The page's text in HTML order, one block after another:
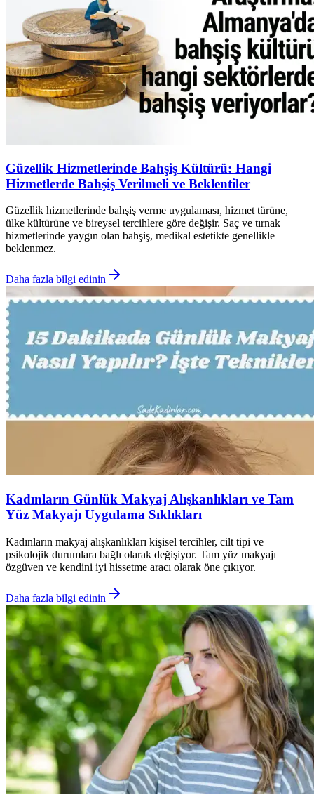
Güzellik Hizmetlerinde Bahşiş Kültürü: Hangi
Hizmetlerde Bahşiş Verilmeli ve Beklentiler
Güzellik hizmetlerinde bahşiş verme uygulaması, hizmet türüne,
ülke kültürüne ve bireysel tercihlere göre değişir. Saç ve tırnak
hizmetlerinde yaygın olan bahşiş, medikal estetikte genellikle
beklenmez.
Daha fazla bilgi edinin
Kadınların Günlük Makyaj Alışkanlıkları ve Tam
Yüz Makyajı Uygulama Sıklıkları
Kadınların makyaj alışkanlıkları kişisel tercihler, cilt tipi ve
psikolojik durumlara bağlı olarak değişiyor. Tam yüz makyajı
özgüven ve kendini iyi hissetme aracı olarak öne çıkıyor.
Daha fazla bilgi edinin